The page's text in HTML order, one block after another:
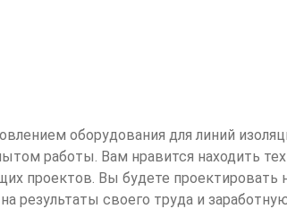
оборудования для линий
работы. Вам нравится находить
проектов. Вы будете проектировать
результаты своего труда и